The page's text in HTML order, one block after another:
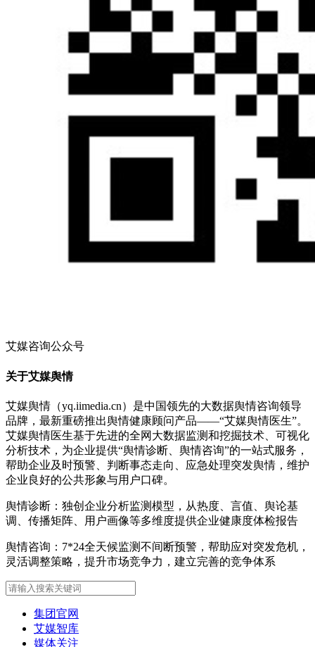
艾媒咨询公众号
关于艾媒舆情
艾媒舆情（yq.iimedia.cn）是中国领先的大数据舆情咨询领导
品牌，最新重磅推出舆情健康顾问产品——“艾媒舆情医生”。
艾媒舆情医生基于先进的全网大数据监测和挖掘技术、可视化
分析技术，为企业提供“舆情诊断、舆情咨询”的一站式服务，
帮助企业及时预警、判断事态走向、应急处理突发舆情，维护
企业良好的公共形象与用户口碑。
舆情诊断：独创企业分析监测模型，从热度、言值、舆论基
调、传播矩阵、用户画像等多维度提供企业健康度体检报告
舆情咨询：7*24全天候监测不间断预警，帮助应对突发危机，
灵活调整策略，提升市场竞争力，建立完善的竞争体系
集团官网
艾媒智库
媒体关注